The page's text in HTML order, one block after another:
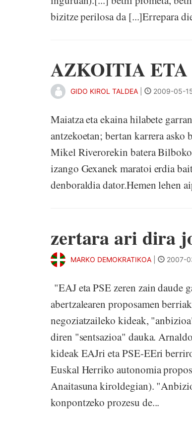
bizitze perilosa da [...]Errepara
AZKOITIA
GIDO KIROL TALDEA 2009-05-
Maiatza eta ekaina hilabete
antzekoetan; bertan karrera
Mikel Riverorekin batera Bilboko
izango Gexanek maratoi erdia
denboraldia dator.Hemen lehen
zertara ari dira
MARKO DEMOKRATIKOA 2007-
"EAJ eta PSE zeren zain daude
abertzalearen proposamen
negoziatzaileko kideak,
diren "sentsazioa" dauka.
kideak EAJri eta PSE-EEri
Euskal Herriko autonomia
Anaitasuna kiroldegian).
konpontzeko prozesu de...